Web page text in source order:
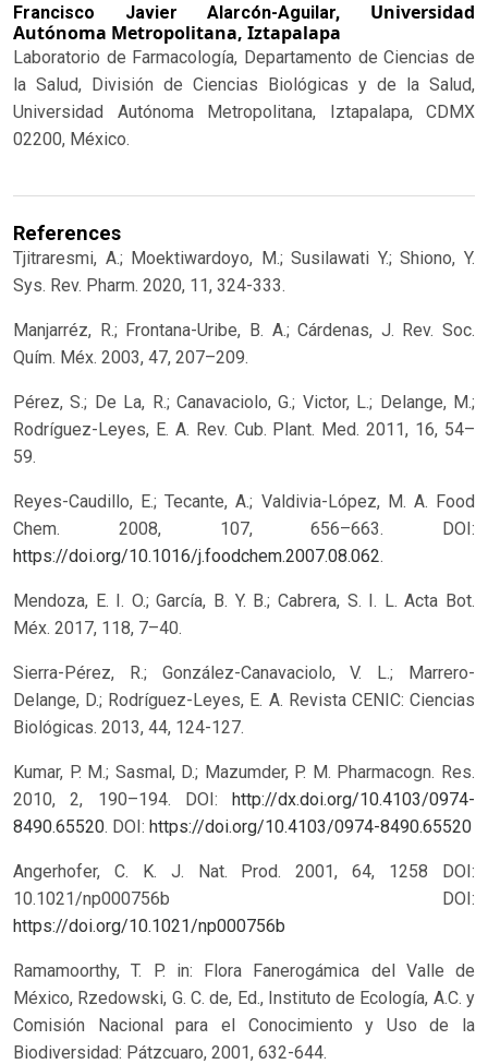
Francisco Javier Alarcón-Aguilar, Universidad
Autónoma Metropolitana, Iztapalapa
Laboratorio de Farmacología, Departamento de Ciencias de
la Salud, División de Ciencias Biológicas y de la Salud,
Universidad Autónoma Metropolitana, Iztapalapa, CDMX
02200, México.
References
Tjitraresmi, A.; Moektiwardoyo, M.; Susilawati Y.; Shiono, Y.
Sys. Rev. Pharm. 2020, 11, 324-333.
Manjarréz, R.; Frontana-Uribe, B. A.; Cárdenas, J. Rev. Soc.
Quím. Méx. 2003, 47, 207–209.
Pérez, S.; De La, R.; Canavaciolo, G.; Victor, L.; Delange, M.;
Rodríguez-Leyes, E. A. Rev. Cub. Plant. Med. 2011, 16, 54–
59.
Reyes-Caudillo, E.; Tecante, A.; Valdivia-López, M. A. Food
Chem. 2008, 107, 656–663. DOI:
https://doi.org/10.1016/j.foodchem.2007.08.062.
Mendoza, E. I. O.; García, B. Y. B.; Cabrera, S. I. L. Acta Bot.
Méx. 2017, 118, 7–40.
Sierra-Pérez, R.; González-Canavaciolo, V. L.; Marrero-
Delange, D.; Rodríguez-Leyes, E. A. Revista CENIC: Ciencias
Biológicas. 2013, 44, 124-127.
Kumar, P. M.; Sasmal, D.; Mazumder, P. M. Pharmacogn. Res.
2010, 2, 190–194. DOI: http://dx.doi.org/10.4103/0974-
8490.65520. DOI: https://doi.org/10.4103/0974-8490.65520
Angerhofer, C. K. J. Nat. Prod. 2001, 64, 1258 DOI:
10.1021/np000756b DOI:
https://doi.org/10.1021/np000756b
Ramamoorthy, T. P. in: Flora Fanerogámica del Valle de
México, Rzedowski, G. C. de, Ed., Instituto de Ecología, A.C. y
Comisión Nacional para el Conocimiento y Uso de la
Biodiversidad: Pátzcuaro, 2001, 632-644.